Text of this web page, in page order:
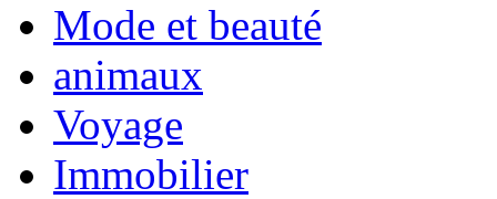
Mode et beauté
animaux
Voyage
Immobilier